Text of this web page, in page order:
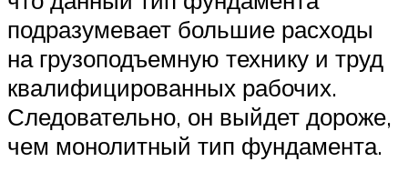
подразумевает большие расходы
на грузоподъемную технику и труд
квалифицированных рабочих.
Следовательно, он выйдет дороже,
чем монолитный тип фундамента.